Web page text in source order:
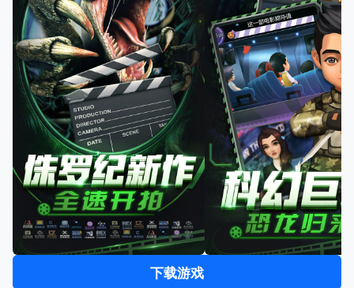
下载游戏